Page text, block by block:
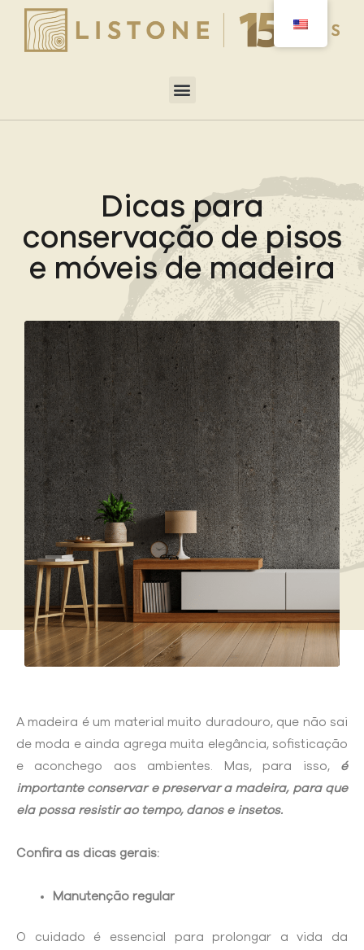
Dicas para
conservação de pisos
e móveis de madeira
A madeira é um material muito duradouro, que não sai
de moda e ainda agrega muita elegância, sofisticação
e aconchego aos ambientes. Mas, para isso, é
importante conservar e preservar a madeira, para que
ela possa resistir ao tempo, danos e insetos.
Confira as dicas gerais:
Manutenção regular
O cuidado é essencial para prolongar a vida da